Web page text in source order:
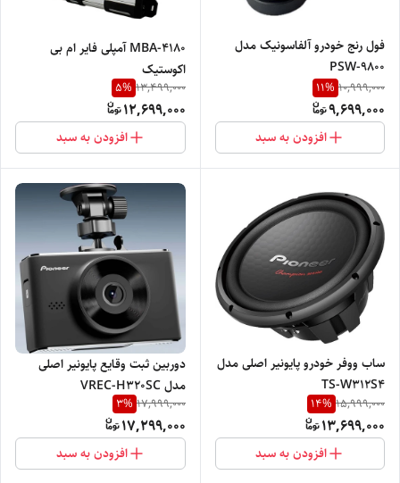
فول رنج خودرو آلفاسونیک مدل
PSW-9800
10,999,000
11%
9,699,000
افزودن به سبد
MBA-4180 آمپلی فایر ام بی
اکوستیک
13,499,000
5%
12,699,000
افزودن به سبد
ساب ووفر خودرو پایونیر اصلی مدل
TS-W312S4
15,999,000
14%
13,699,000
افزودن به سبد
دوربین ثبت وقایع پایونیر اصلی
مدل VREC-H320SC
17,999,000
3%
17,299,000
افزودن به سبد